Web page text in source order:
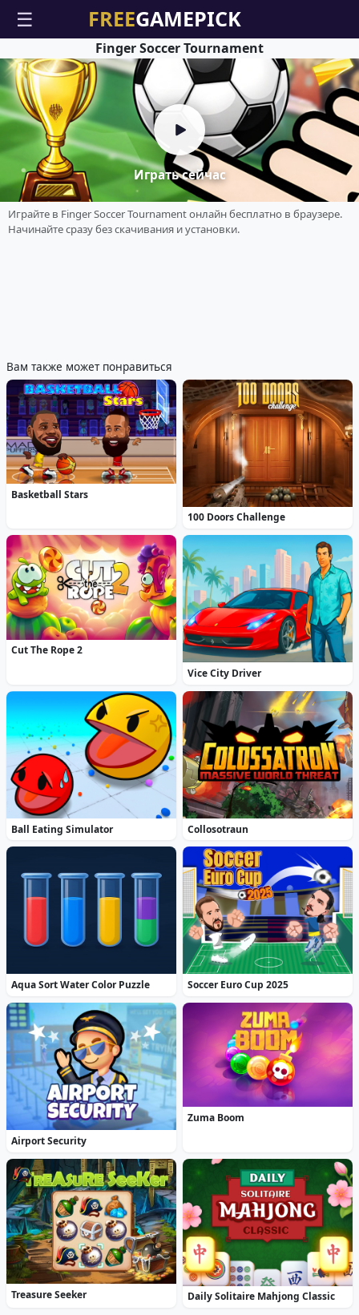
☰
Играть сейчас
Finger Soccer Tournament
Играйте в Finger Soccer Tournament онлайн бесплатно в браузере.
Начинайте сразу без скачивания и установки.
Вам также может понравиться
Basketball Stars
100 Doors Challenge
Cut The Rope 2
Vice City Driver
Ball Eating Simulator Collosotraun
Aqua Sort Water Color Puzzle Soccer Euro Cup 2025
Airport Security
Zuma Boom
Treasure Seeker Daily Solitaire Mahjong Classic